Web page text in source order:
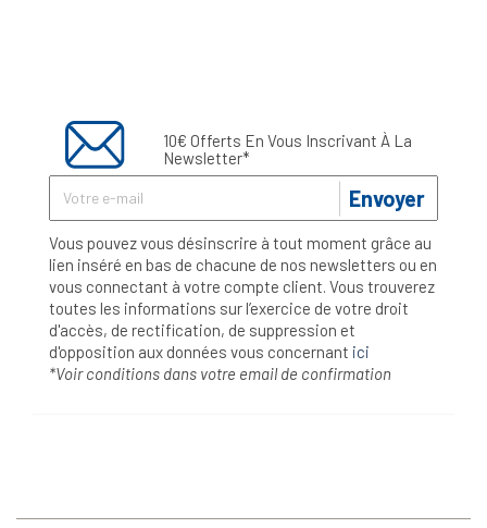
10€ Offerts En Vous Inscrivant À La
Newsletter*
Envoyer
Vous pouvez vous désinscrire à tout moment grâce au
lien inséré en bas de chacune de nos newsletters ou en
vous connectant à votre compte client. Vous trouverez
toutes les informations sur l’exercice de votre droit
d'accès, de rectification, de suppression et
d'opposition aux données vous concernant ici
*Voir conditions dans votre email de confirmation